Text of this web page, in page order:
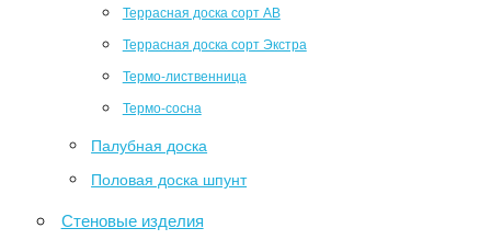
Террасная доска сорт АВ
Террасная доска сорт Экстра
Термо-лиственница
Термо-сосна
Палубная доска
Половая доска шпунт
Стеновые изделия